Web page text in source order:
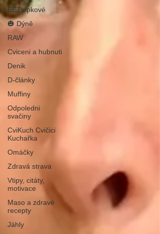
BEZlepkové
🎃 Dýně
RAW
Cviceni a hubnuti
Denik
D-články
Muffiny
Odpoledni
svačiny
CviKuch Cvičici
Kuchařka
Omáčky
Zdravá strava
Vtipy, citáty,
motivace
Maso a zdravé
recepty
Jáhly